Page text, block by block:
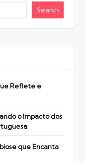
Search
Reflete e
o Impacto dos
que Encanta